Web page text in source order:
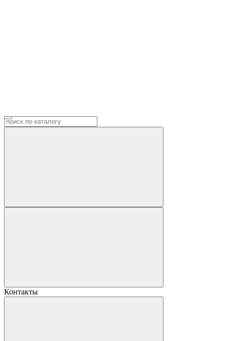
Контакты